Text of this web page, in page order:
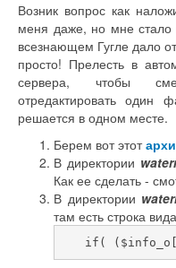
Возник вопрос как
меня даже, но мне стало
всезнающем Гугле дало
просто! Прелесть в
сервера, чтобы
отредактировать один
решается в одном месте.
Берем вот этот
В директории
Как ее сделать -
В директории
там есть строка
if(